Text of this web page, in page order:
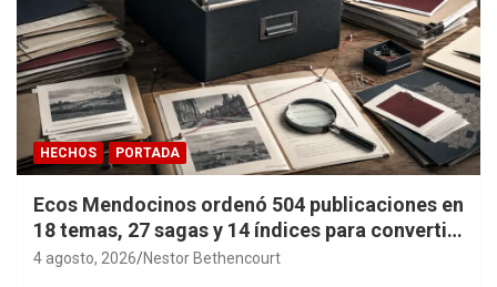
HECHOS PORTADA
Ecos Mendocinos ordenó 504 publicaciones en
18 temas, 27 sagas y 14 índices para convertir
años de investigación en memoria pública
4 agosto, 2026 Nestor Bethencourt